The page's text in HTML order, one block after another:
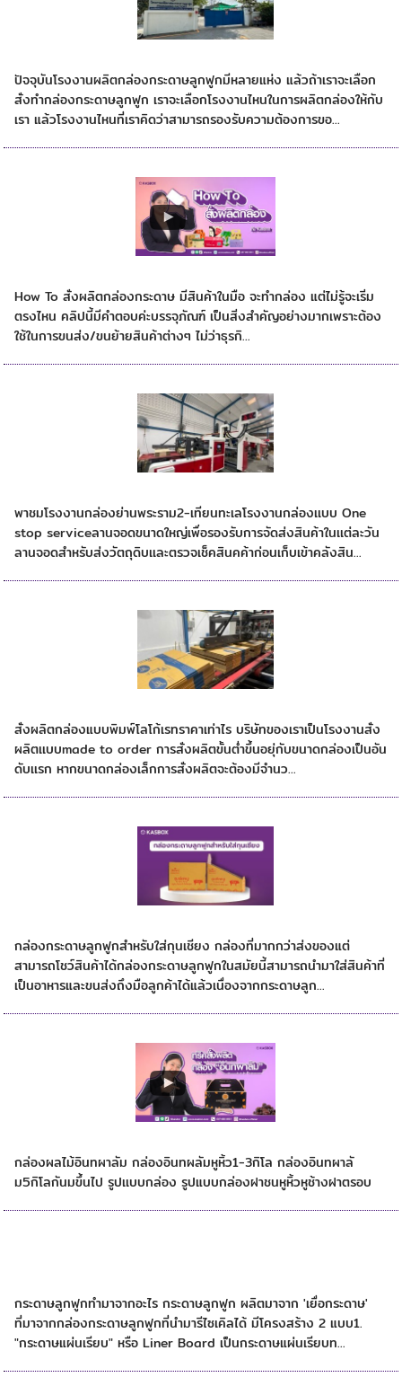
ปัจจุบันโรงงานผลิตกล่องกระดาษลูกฟูกมีหลายแห่ง แล้วถ้าเราจะเลือก
สั่งทำกล่องกระดาษลูกฟูก เราจะเลือกโรงงานไหนในการผลิตกล่องให้กับ
เรา แล้วโรงงานไหนที่เราคิดว่าสามารถรองรับความต้องการขอ...
How To สั่งผลิตกล่องกระดาษ มีสินค้าในมือ จะทำกล่อง แต่ไม่รู้จะเริ่ม
ตรงไหน คลิปนี้มีคำตอบค่ะบรรจุภัณฑ์ เป็นสิ่งสำคัญอย่างมากเพราะต้อง
ใช้ในการขนส่ง/ขนย้ายสินค้าต่างๆ ไม่ว่าธุรกิ...
พาชมโรงงานกล่องย่านพระราม2-เทียนทะเลโรงงานกล่องเเบบ One
stop serviceลานจอดขนาดใหญ่เพื่อรองรับการจัดส่งสินค้าในเเต่ละวัน
ลานจอดสำหรับส่งวัตถุดิบเเละตรวจเช็คสินคค้าก่อนเก็บเข้าคลังสิน...
สั่งผลิตกล่องแบบพิมพ์โลโก้เรทราคาเท่าไร บริษัทของเราเป็นโรงงานสั่ง
ผลิตเเบบmade to order การสั่งผลิตขั้นต่ำขึ้นอยุ่กับขนาดกล่องเป็นอัน
ดับเเรก หากขนาดกล่องเล็กการสั่งผลิตจะต้องมีจำนว...
กล่องกระดาษลูกฟูกสำหรับใส่กุนเชียง กล่องที่มากกว่าส่งของแต่
สามารถโชว์สินค้าได้กล่องกระดาษลูกฟูกในสมัยนี้สามารถนำมาใส่สินค้าที่
เป็นอาหารและขนส่งถึงมือลูกค้าได้แล้วเนื่องจากกระดาษลูก...
กล่องผลไม้อินทผาลัม กล่องอินทผลัมหูหิ้ว1-3กิโล กล่องอินทผาลั
ม5กิโลกันมขึ้นไป รูปเเบบกล่อง รูปแบบกล่องฝาชนหูหิ้วหูช้างฝาตรอบ
กระดาษลูกฟูกทำมาจากอะไร กระดาษลูกฟูก ผลิตมาจาก 'เยื่อกระดาษ'
ที่มาจากกล่องกระดาษลูกฟูกที่นำมารีไซเคิลได้ มีโครงสร้าง 2 แบบ1.
"กระดาษแผ่นเรียบ" หรือ Liner Board เป็นกระดาษแผ่นเรียบท...